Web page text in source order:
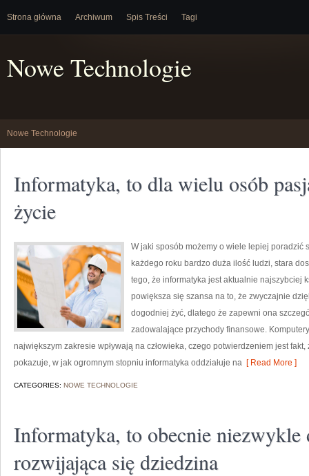
Strona główna Archiwum Spis Treści Tagi
Nowe Technologie
Nowe Technologie
Informatyka, to dla wielu osób
życie
W jaki sposób możemy o wiele lepiej poradzić
każdego roku bardzo duża ilość ludzi, stara
tego, że informatyka jest aktualnie najszybciej
powiększa się szansa na to, że zwyczajnie
dogodniej żyć, dlatego że zapewni ona
zadowalające przychody finansowe.
największym zakresie wpływają na człowieka, czego potwierdzeniem jest
pokazuje, w jak ogromnym stopniu informatyka oddziałuje na [ Read More ]
CATEGORIES: NOWE TECHNOLOGIE
Informatyka, to obecnie niezwykle
rozwijająca się dziedzina